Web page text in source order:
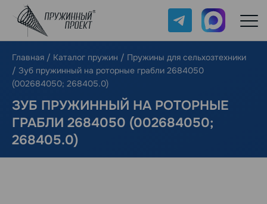
Telegram Max
Главная / Каталог пружин / Пружины для сельхозтехники
/ Зуб пружинный на роторные грабли 2684050
(002684050; 268405.0)
ЗУБ ПРУЖИННЫЙ НА РОТОРНЫЕ
ГРАБЛИ 2684050 (002684050;
268405.0)